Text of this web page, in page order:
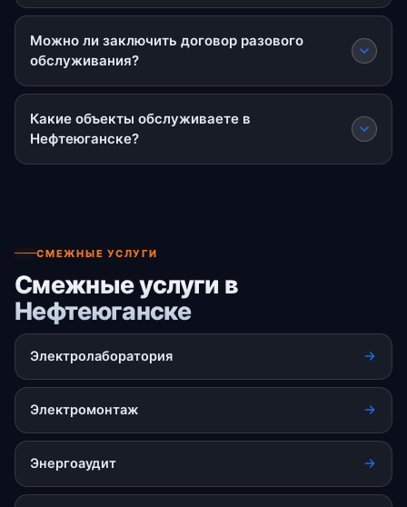
Можно ли заключить договор разового
обслуживания?
Какие объекты обслуживаете в
Нефтеюганске?
СМЕЖНЫЕ УСЛУГИ
Смежные услуги в
Нефтеюганске
Электролаборатория
Электромонтаж
Энергоаудит